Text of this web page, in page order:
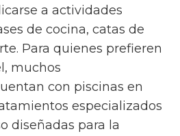
a actividades
de cocina, catas de
Para quienes prefieren
muchos
con piscinas en
especializados
diseñadas para la